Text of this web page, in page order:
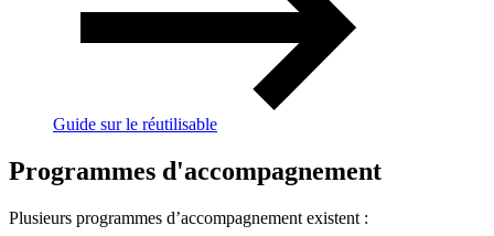
Guide sur le réutilisable
Programmes d'accompagnement
Plusieurs programmes d’accompagnement existent :